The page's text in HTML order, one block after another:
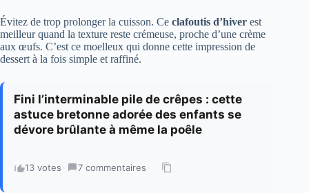
Évitez de trop prolonger la cuisson. Ce clafoutis d’hiver est
meilleur quand la texture reste crémeuse, proche d’une crème
aux œufs. C’est ce moelleux qui donne cette impression de
dessert à la fois simple et raffiné.
Fini l’interminable pile de crêpes : cette
astuce bretonne adorée des enfants se
dévore brûlante à même la poêle
13 votes · 7 commentaires ·